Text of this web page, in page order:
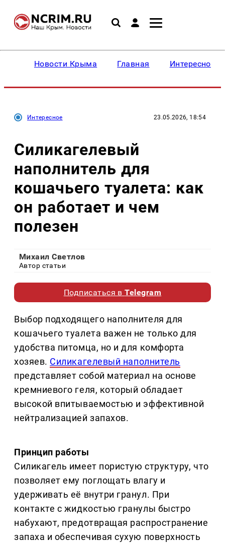
Новости Крыма Главная Интересное
Интересное 23.05.2026, 18:54
Силикагелевый
наполнитель для
кошачьего туалета: как
он работает и чем
полезен
Михаил Светлов
Автор статьи
Подписаться вTelegram
Выбор подходящего наполнителя для
кошачьего туалета важен не только для
удобства питомца, но и для комфорта
хозяев. Силикагелевый наполнитель
представляет собой материал на основе
кремниевого геля, который обладает
высокой впитываемостью и эффективной
нейтрализацией запахов.
Принцип работы
Силикагель имеет пористую структуру, что
позволяет ему поглощать влагу и
удерживать её внутри гранул. При
контакте с жидкостью гранулы быстро
набухают, предотвращая распространение
запаха и обеспечивая сухую поверхность